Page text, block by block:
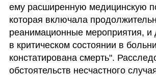
ему расширенную медицинскую
которая включала
реанимационные мероприятия, и
в критическом состоянии в
констатирована смерть".
обстоятельств несчастного